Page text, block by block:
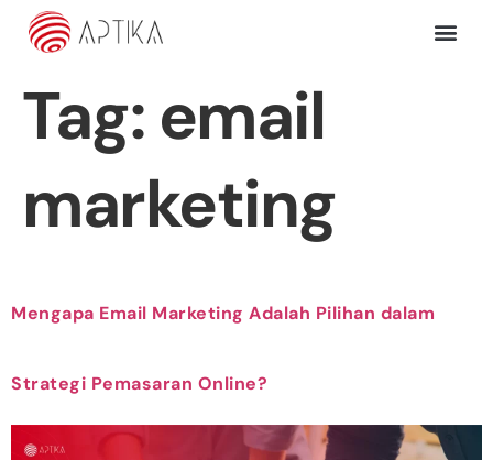
Tag: email
marketing
Mengapa Email Marketing Adalah Pilihan dalam
Strategi Pemasaran Online?